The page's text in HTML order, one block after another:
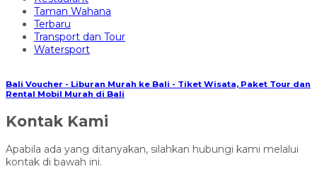
Taman Wahana
Terbaru
Transport dan Tour
Watersport
Bali Voucher - Liburan Murah ke Bali - Tiket Wisata, Paket Tour dan
Rental Mobil Murah di Bali
Kontak Kami
Apabila ada yang ditanyakan, silahkan hubungi kami melalui
kontak di bawah ini.